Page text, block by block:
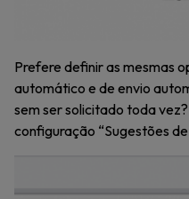
Prefere definir as mesmas
automático e de envio
sem ser solicitado toda
configuração “Sugestões